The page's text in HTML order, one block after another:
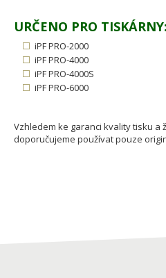
URČENO PRO TISKÁRNY:
iPF PRO-2000
iPF PRO-4000
iPF PRO-4000S
iPF PRO-6000
Vzhledem ke garanci kvality tisku a
doporučujeme používat pouze